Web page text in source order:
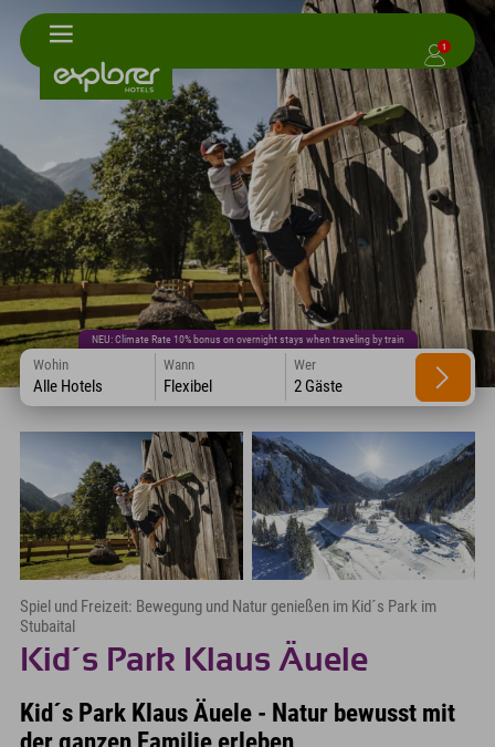
1
NEU: Climate Rate 10% bonus on overnight stays when traveling by train
Wohin
Alle Hotels
Wann
Flexibel
Wer
2 Gäste
Spiel und Freizeit: Bewegung und Natur genießen im Kid´s Park im
Stubaital
Kid´s Park Klaus Äuele
Kid´s Park Klaus Äuele - Natur bewusst mit